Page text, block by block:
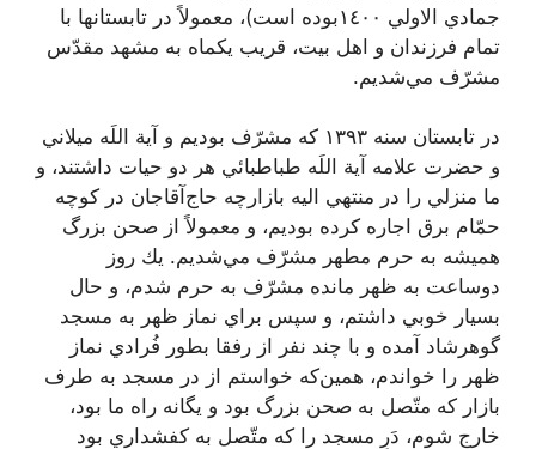
جمادي الاولي ١٤٠٠بوده است)، معمولاً در تابستانها با
تمام فرزندان و اهل بيت، قريب يكماه به مشهد مقدّس
مشرّف مي‌شديم.
در تابستان سنه ١٣٩٣ كه مشرّف بوديم و آية اللَه ميلاني
و حضرت علامه آية اللَه طباطبائي هر دو حيات داشتند، و
ما منزلي را در منتهي اليه بازارچه حاج‌آقا‌جان در كوچه
حمّام برق اجاره كرده بوديم، و معمولاً از صحن بزرگ
هميشه به حرم مطهر مشرّف مي‌شديم. يك روز
دوساعت به ظهر مانده مشرّف به حرم شدم، و حال
بسيار خوبي داشتم، و سپس براي نماز ظهر به مسجد
گوهرشاد آمده و با چند نفر از رفقا بطور فُرادي نماز
ظهر را خواندم، همين‌كه خواستم از در مسجد به طرف
بازار كه متّصل به صحن بزرگ بود و يگانه راه ما بود،
خارج شوم، دَرِ مسجد را كه متّصل به كفشداري بود